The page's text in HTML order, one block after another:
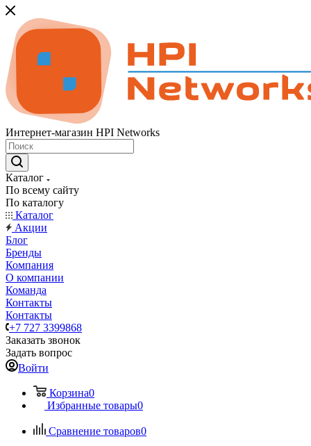
Интернет-магазин HPI Networks
Каталог
По всему сайту
По каталогу
Каталог
Акции
Блог
Бренды
Компания
О компании
Команда
Контакты
Контакты
+7 727 3399868
Заказать звонок
Задать вопрос
Войти
Корзина0
Избранные товары0
Сравнение товаров0